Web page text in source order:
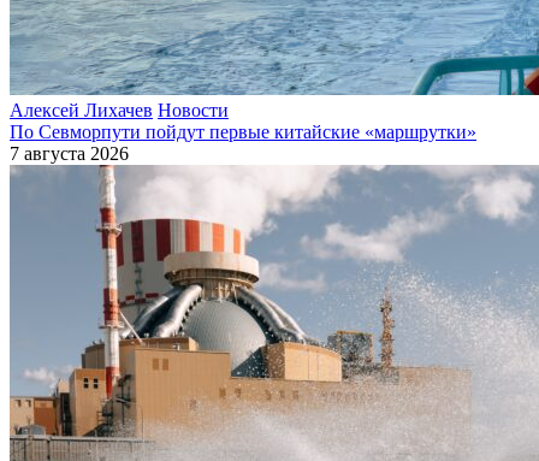
Алексей Лихачев Новости
По Севморпути пойдут первые китайские «маршрутки»
7 августа 2026